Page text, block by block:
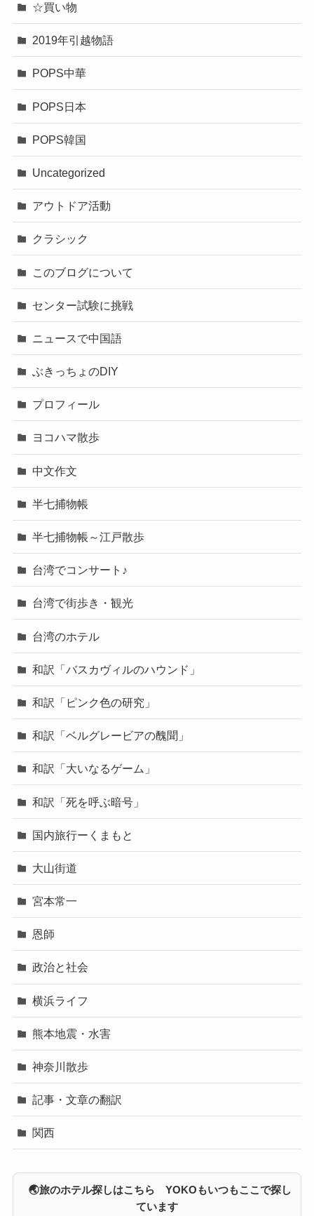
☆買い物
2019年引越物語
POPS中華
POPS日本
POPS韓国
Uncategorized
アウトドア活動
クラシック
このブログについて
センター試験に挑戦
ニュースで中国語
ぶきっちょのDIY
プロフィール
ヨコハマ散歩
中文作文
半七捕物帳
半七捕物帳～江戸散歩
台湾でコンサート♪
台湾で街歩き・観光
台湾のホテル
和訳「バスカヴィルのハウンド」
和訳「ピンク色の研究」
和訳「ベルグレービアの醜聞」
和訳「大いなるゲーム」
和訳「死を呼ぶ暗号」
国内旅行ーくまもと
大山街道
宮本常一
恩師
政治と社会
横浜ライフ
熊本地震・水害
神奈川散歩
記事・文章の翻訳
関西
🌏旅のホテル探しはこちら YOKOもいつもここで探し
ています